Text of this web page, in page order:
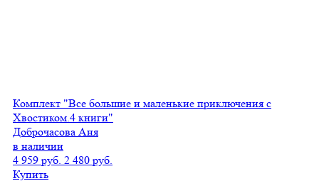
Комплект "Все большие и маленькие приключения с
Хвостиком.4 книги"
Доброчасова Аня
в наличии
4 959 руб. 2 480 руб.
Купить